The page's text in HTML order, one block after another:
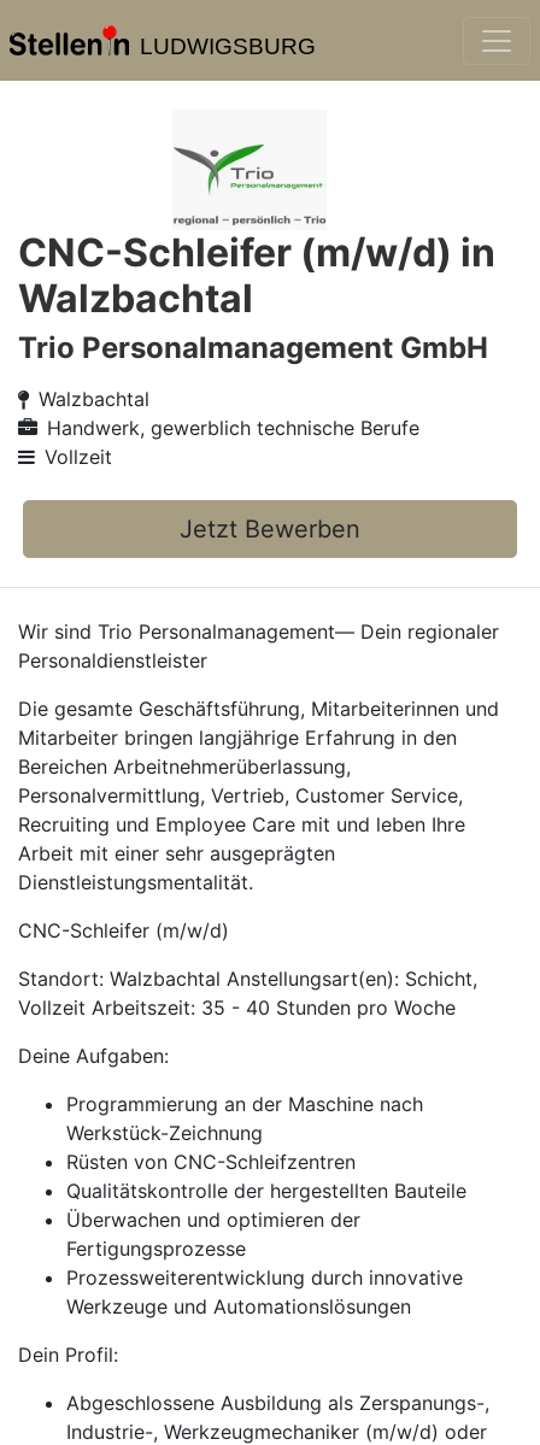
LUDWIGSBURG
CNC-Schleifer (m/w/d) in
Walzbachtal
Trio Personalmanagement GmbH
Walzbachtal
Handwerk, gewerblich technische Berufe
Vollzeit
Jetzt Bewerben
Wir sind Trio Personalmanagement— Dein regionaler
Personaldienstleister
Die gesamte Geschäftsführung, Mitarbeiterinnen und
Mitarbeiter bringen langjährige Erfahrung in den
Bereichen Arbeitnehmerüberlassung,
Personalvermittlung, Vertrieb, Customer Service,
Recruiting und Employee Care mit und leben Ihre
Arbeit mit einer sehr ausgeprägten
Dienstleistungsmentalität.
CNC-Schleifer (m/w/d)
Standort: Walzbachtal Anstellungsart(en): Schicht,
Vollzeit Arbeitszeit: 35 - 40 Stunden pro Woche
Deine Aufgaben:
Programmierung an der Maschine nach
Werkstück-Zeichnung
Rüsten von CNC-Schleifzentren
Qualitätskontrolle der hergestellten Bauteile
Überwachen und optimieren der
Fertigungsprozesse
Prozessweiterentwicklung durch innovative
Werkzeuge und Automationslösungen
Dein Profil:
Abgeschlossene Ausbildung als Zerspanungs-,
Industrie-, Werkzeugmechaniker (m/w/d) oder